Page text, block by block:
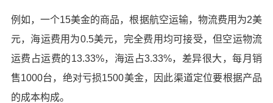
例如，一个15美金的商品，根据航空运输，物流费用为2美
元，海运费用为0.5美元，完全费用均可接受，但空运物流
运费占运费的13.33%，海运占3.33%，差异很大，每月销
售1000台，绝对亏损1500美金，因此渠道定位要根据产品
的成本构成。